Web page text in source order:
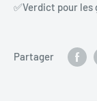
✅Verdict pour les
Partager